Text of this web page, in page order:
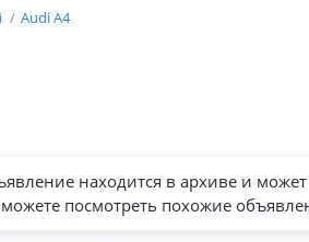
Audi A4
находится в архиве и
посмотреть похожие